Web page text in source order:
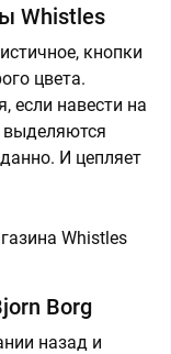
Whistles
кнопки
цвета.
если навести на
выделяются
И цепляет
Borg
назад и